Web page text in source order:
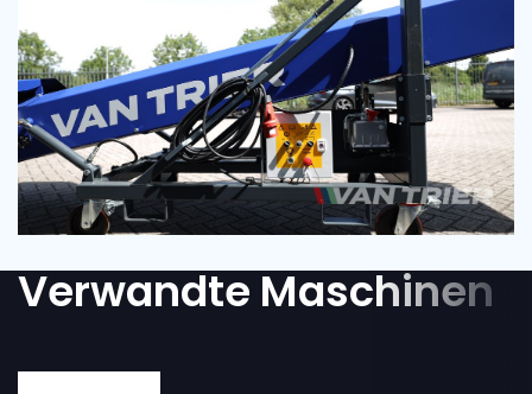
Verwandte Maschinen